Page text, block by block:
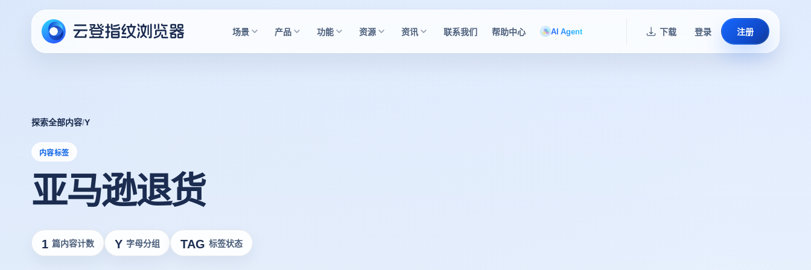
场景 产品 功能 资源 资讯 联系我们 帮助中心 AI Agent 下载 登录 注册
探索全部内容/Y
内容标签
亚马逊退货
1 篇内容计数 Y 字母分组 TAG 标签状态